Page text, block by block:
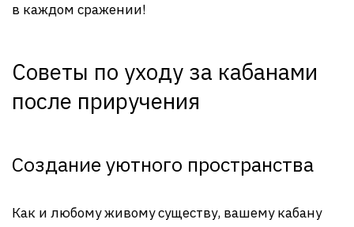
в каждом сражении!
Советы по уходу за кабанами
после приручения
Создание уютного пространства
Как и любому живому существу, вашему кабану